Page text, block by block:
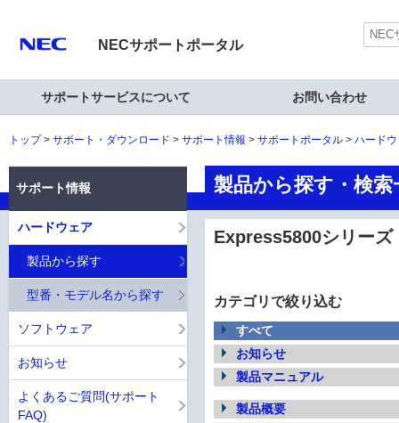
NECサポートポータル
サポートサービスについて お問い合わせ
トップ サポート・ダウンロード サポート情報 サポートポータル ハード
製品から探す・検
Express5800シリー
カテゴリで絞り込む
すべて
お知らせ
製品マニュアル
製品概要
サポート情報
ハードウェア
製品から探す
型番・モデル名から探す
ソフトウェア
お知らせ
よくあるご質問(サポート
FAQ)